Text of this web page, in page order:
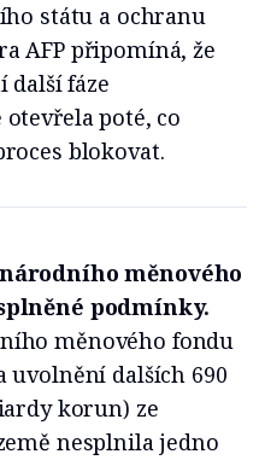
státu a ochranu
AFP připomíná, že
další fáze
poté, co
blokovat.
měnového
podmínky.
měnového fondu
uvolnění dalších 690
korun) ze
nesplnila jedno